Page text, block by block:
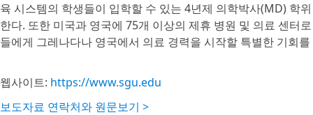
육 시스템의 학생들이 입학할 수 있는 4년제 의학박사(MD) 학
한다. 또한 미국과 영국에 75개 이상의 제휴 병원 및 의료 센터
들에게 그레나다나 영국에서 의료 경력을 시작할 특별한 기회
웹사이트: https://www.sgu.edu
보도자료 연락처와 원문보기 >